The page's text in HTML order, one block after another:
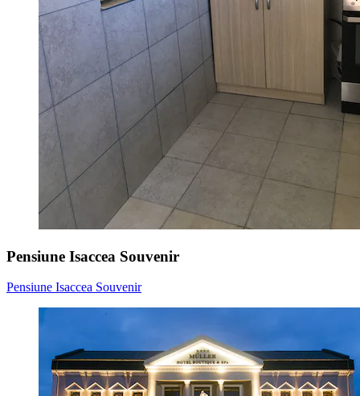
Pensiune Isaccea Souvenir
Pensiune Isaccea Souvenir